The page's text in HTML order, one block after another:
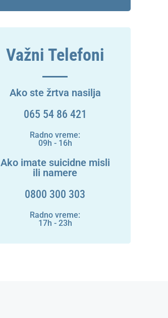
Važni Telefoni
Ako ste žrtva nasilja
065 54 86 421
Radno vreme:
09h - 16h
Ako imate suicidne misli
ili namere
0800 300 303
Radno vreme:
17h - 23h